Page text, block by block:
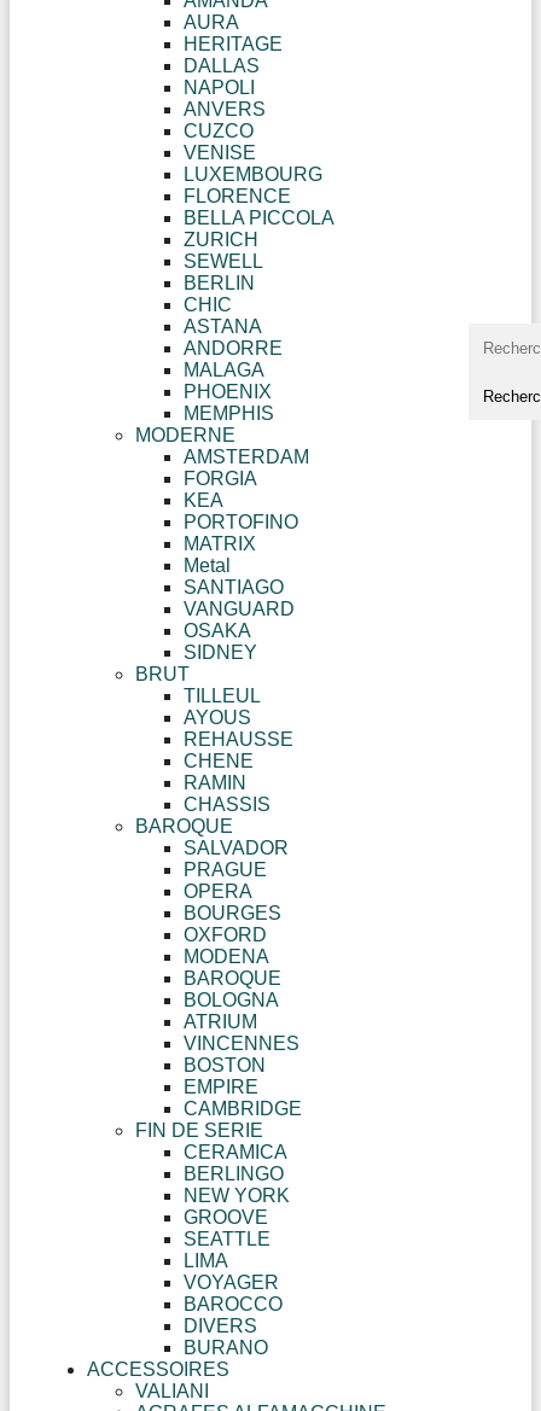
AURA
HERITAGE
DALLAS
NAPOLI
ANVERS
CUZCO
VENISE
LUXEMBOURG
FLORENCE
BELLA PICCOLA
ZURICH
SEWELL
BERLIN
CHIC
ASTANA
ANDORRE
MALAGA
PHOENIX
MEMPHIS
MODERNE
AMSTERDAM
FORGIA
KEA
PORTOFINO
MATRIX
Metal
SANTIAGO
VANGUARD
OSAKA
SIDNEY
BRUT
TILLEUL
AYOUS
REHAUSSE
CHENE
RAMIN
CHASSIS
BAROQUE
SALVADOR
PRAGUE
OPERA
BOURGES
OXFORD
MODENA
BAROQUE
BOLOGNA
ATRIUM
VINCENNES
BOSTON
EMPIRE
CAMBRIDGE
FIN DE SERIE
CERAMICA
BERLINGO
NEW YORK
GROOVE
SEATTLE
LIMA
VOYAGER
BAROCCO
DIVERS
BURANO
ACCESSOIRES
VALIANI